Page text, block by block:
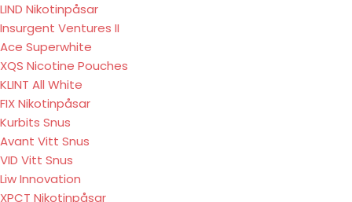
LIND Nikotinpåsar
Insurgent Ventures II
Ace Superwhite
XQS Nicotine Pouches
KLINT All White
FIX Nikotinpåsar
Kurbits Snus
Avant Vitt Snus
VID Vitt Snus
Liw Innovation
XPCT Nikotinpåsar